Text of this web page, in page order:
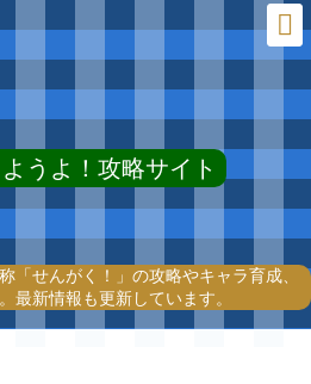
うよ！攻略サイト
「せんがく！」の攻略やキャラ育成、
最新情報も更新しています。